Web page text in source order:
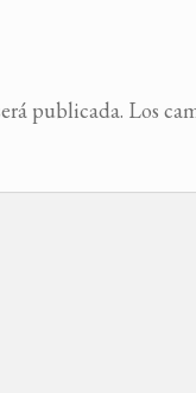
publicada. Los